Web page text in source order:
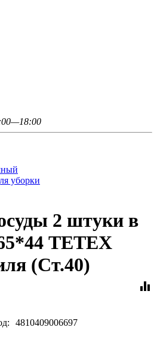
уборки
2 штуки в
TETEX
(Ст.40)
equalizer
4810409006697